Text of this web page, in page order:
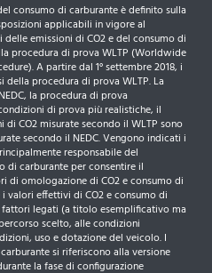
consumo di carburante è definito sulla
applicabili in vigore al
emissioni di CO2 e del consumo di
procedura di prova WLTP (Worldwide
A partire dal 1° settembre 2018, i
procedura di prova WLTP. La
la procedura di prova
di prova più realistiche, il
CO2 misurate secondo il WLTP sono
secondo il NEDC. Vengono indicati i
responsabile del
di carburante per consentire il
di omologazione di CO2 e consumo di
valori effettivi di CO2 e consumo di
legati (a titolo esemplificativo ma
scelto, alle condizioni
uso e dotazione del veicolo. I
si riferiscono alla versione
la fase di configurazione